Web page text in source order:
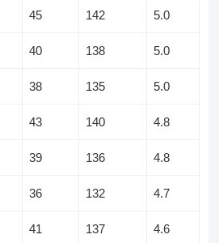
45 142 5.0
40 138 5.0
38 135 5.0
43 140 4.8
39 136 4.8
36 132 4.7
41 137 4.6